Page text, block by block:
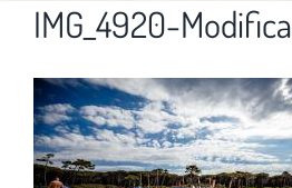
IMG_4920-Modifica